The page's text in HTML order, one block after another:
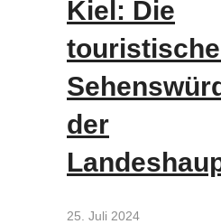
Kiel: Die
der
25. Juli 2024